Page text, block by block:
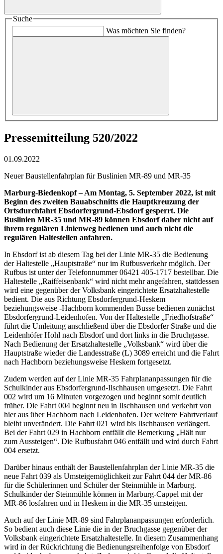
Suche
Was möchten Sie finden?
Pressemitteilung 520/2022
01.09.2022
Neuer Baustellenfahrplan für Buslinien MR-89 und MR-35
Marburg-Biedenkopf – Am Montag, 5. September 2022, ist mit
Beginn des zweiten Bauabschnitts die Hauptkreuzung der
Ortsdurchfahrt Ebsdorfergrund-Ebsdorf gesperrt. Die
Buslinien MR-35 und MR-89 können Ebsdorf daher nicht auf
ihrem regulären Linienweg bedienen und auch nicht die
regulären Haltestellen anfahren.
In Ebsdorf ist ab diesem Tag bei der Linie MR-35 die Bedienung
der Haltestelle „Hauptstraße“ nur im Rufbusverkehr möglich. Der
Rufbus ist unter der Telefonnummer 06421 405-1717 bestellbar. Die
Haltestelle „Raiffeisenbank“ wird nicht mehr angefahren, stattdessen
wird eine gegenüber der Volksbank eingerichtete Ersatzhaltestelle
bedient. Die aus Richtung Ebsdorfergrund-Heskem
beziehungsweise -Hachborn kommenden Busse bedienen zunächst
Ebsdorfergrund-Leidenhofen. Von der Haltestelle „Friedhofstraße“
führt die Umleitung anschließend über die Ebsdorfer Straße und die
Leidenhöfer Hohl nach Ebsdorf und dort links in die Bruchgasse.
Nach Bedienung der Ersatzhaltestelle „Volksbank“ wird über die
Hauptstraße wieder die Landesstraße (L) 3089 erreicht und die Fahrt
nach Hachborn beziehungsweise Heskem fortgesetzt.
Zudem werden auf der Linie MR-35 Fahrplananpassungen für die
Schulkinder aus Ebsdorfergrund-Ilschhausen umgesetzt. Die Fahrt
002 wird um 16 Minuten vorgezogen und beginnt somit deutlich
früher. Die Fahrt 004 beginnt neu in Ilschhausen und verkehrt von
hier aus über Hachborn nach Leidenhofen. Der weitere Fahrtverlauf
bleibt unverändert. Die Fahrt 021 wird bis Ilschhausen verlängert.
Bei der Fahrt 029 in Hachborn entfällt die Bemerkung „Hält nur
zum Aussteigen“. Die Rufbusfahrt 046 entfällt und wird durch Fahrt
004 ersetzt.
Darüber hinaus enthält der Baustellenfahrplan der Linie MR-35 die
neue Fahrt 039 als Umsteigemöglichkeit zur Fahrt 044 der MR-86
für die Schülerinnen und Schüler der Steinmühle in Marburg.
Schulkinder der Steinmühle können in Marburg-Cappel mit der
MR-86 losfahren und in Heskem in die MR-35 umsteigen.
Auch auf der Linie MR-89 sind Fahrplananpassungen erforderlich.
So bedient auch diese Linie die in der Bruchgasse gegenüber der
Volksbank eingerichtete Ersatzhaltestelle. In diesem Zusammenhang
wird in der Rückrichtung die Bedienungsreihenfolge von Ebsdorf